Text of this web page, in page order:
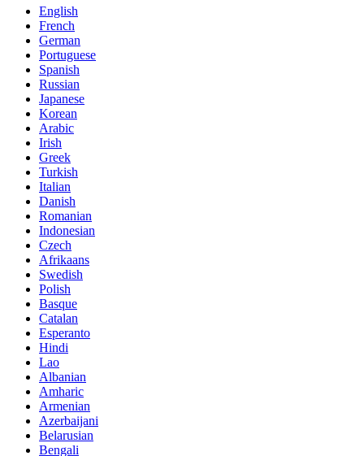
English
French
German
Portuguese
Spanish
Russian
Japanese
Korean
Arabic
Irish
Greek
Turkish
Italian
Danish
Romanian
Indonesian
Czech
Afrikaans
Swedish
Polish
Basque
Catalan
Esperanto
Hindi
Lao
Albanian
Amharic
Armenian
Azerbaijani
Belarusian
Bengali